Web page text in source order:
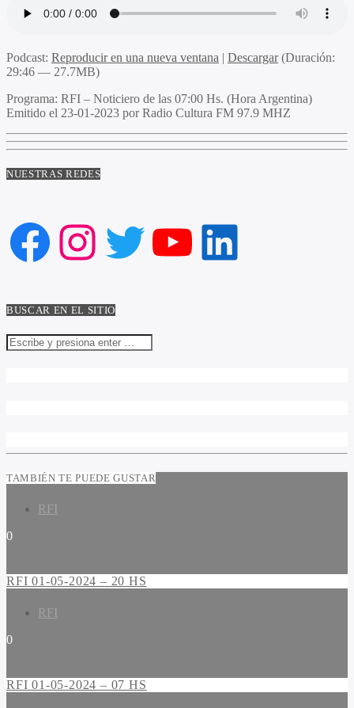
Podcast: Reproducir en una nueva ventana | Descargar(Duración:
29:46 — 27.7MB)
Programa: RFI – Noticiero de las 07:00 Hs. (Hora Argentina)
Emitido el 23-01-2023 por Radio Cultura FM 97.9 MHZ
NUESTRAS REDES
Facebook
Instagram
Twitter
YouTube
LinkedIn
BUSCAR EN EL SITIO
TAMBIÉN TE PUEDE GUSTAR
RFI
0
RFI 01-05-2024 – 20 HS
RFI
0
RFI 01-05-2024 – 07 HS